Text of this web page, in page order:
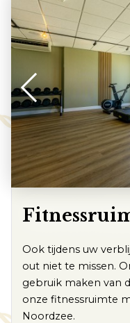
Ook tijdens uw
out niet te missen.
gebruik maken van
onze fitnessruimte
Noordzee.